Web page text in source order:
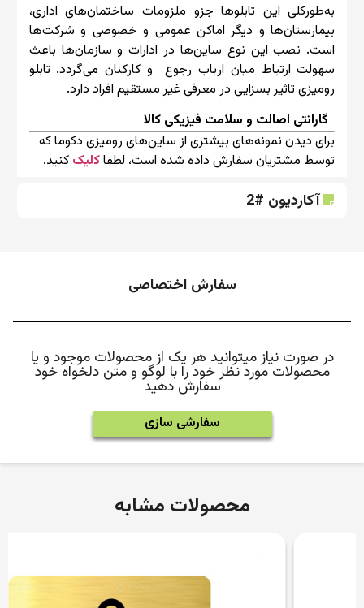
به‌طورکلی این تابلوها جزو ملزومات ساختمان‌های اداری،
بیمارستان‌ها و دیگر اماکن عمومی و خصوصی و شرکت‌ها
است. نصب این نوع ساین‌ها در ادارات و سازمان‌ها باعث
سهولت ارتباط میان ارباب رجوع و کارکنان می‌گردد. تابلو
رومیزی تاثیر بسزایی در معرفی غیر مستقیم افراد دارد.
گارانتی اصالت و سلامت فیزیکی کالا
برای دیدن نمونه‌های بیشتری از ساین‌های رومیزی دکوما که
توسط مشتریان سفارش داده شده است، لطفاکلیک کنید.
آکاردیون #2
سفارش اختصاصی
در صورت نیاز میتوانید هر یک از محصولات موجود و یا
محصولات مورد نظر خود را با لوگو و متن دلخواه خود
سفارش دهید
سفارشی سازی
محصولات مشابه